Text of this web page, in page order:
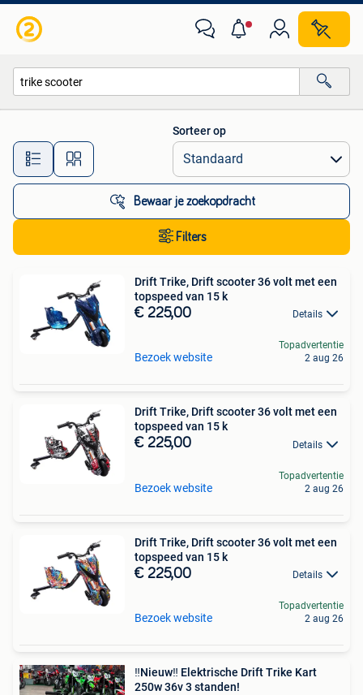
Alle afstanden…
Sorteer op
Bewaar je zoekopdracht
Filters
Drift Trike, Drift scooter 36 volt met een
topspeed van 15 k
€ 225,00 Details
Bezoek website
Topadvertentie
2 aug 26
Drift Trike, Drift scooter 36 volt met een
topspeed van 15 k
€ 225,00 Details
Bezoek website
Topadvertentie
2 aug 26
Drift Trike, Drift scooter 36 volt met een
topspeed van 15 k
€ 225,00 Details
Bezoek website
Topadvertentie
2 aug 26
‼️Nieuw‼️ Elektrische Drift Trike Kart
250w 36v 3 standen!